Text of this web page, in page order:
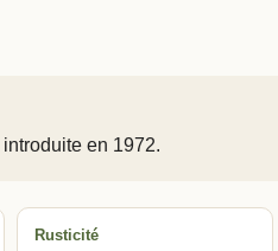
en 1972.
Rusticité